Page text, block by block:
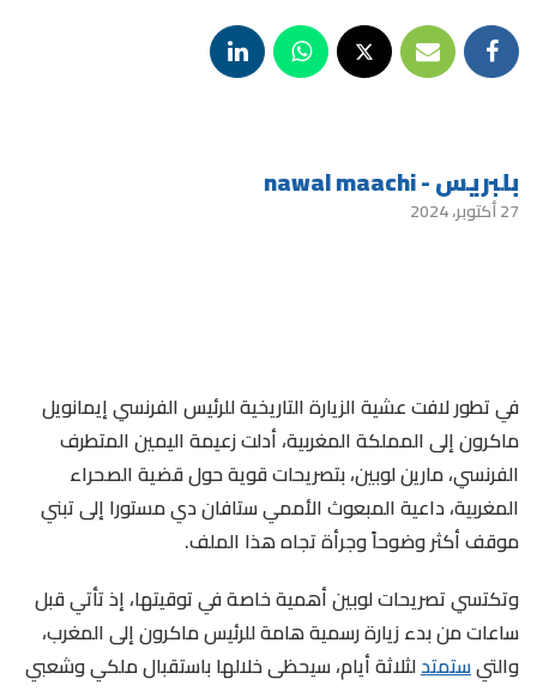
بلبريس - nawal maachi
27 أكتوبر، 2024
في تطور لافت عشية الزيارة التاريخية للرئيس الفرنسي إيمانويل
ماكرون إلى المملكة المغربية، أدلت زعيمة اليمين المتطرف
الفرنسي، مارين لوبين، بتصريحات قوية حول قضية الصحراء
المغربية، داعية المبعوث الأممي ستافان دي مستورا إلى تبني
موقف أكثر وضوحاً وجرأة تجاه هذا الملف.
وتكتسي تصريحات لوبين أهمية خاصة في توقيتها، إذ تأتي قبل
ساعات من بدء زيارة رسمية هامة للرئيس ماكرون إلى المغرب،
والتيستمتدلثلاثة أيام، سيحظى خلالها باستقبال ملكي وشعبي